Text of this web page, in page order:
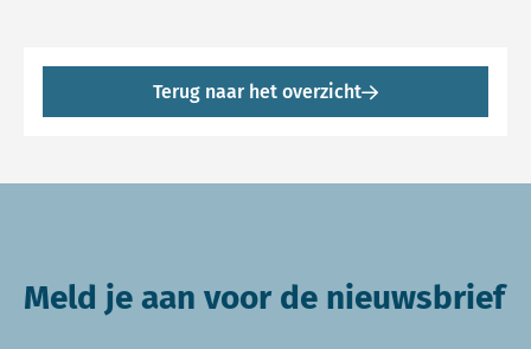
Terug naar het overzicht
Meld je aan voor de nieuwsbrief